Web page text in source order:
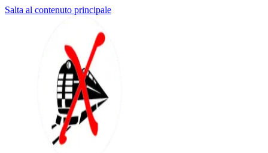
Salta al contenuto principale